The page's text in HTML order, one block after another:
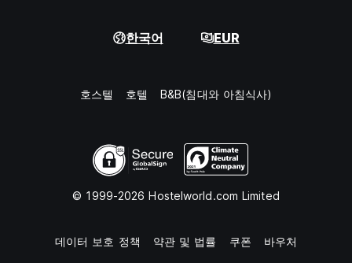
한국어 EUR
호스텔 호텔 B&B(침대와 아침식사)
© 1999-2026 Hostelworld.com Limited
데이터 보호 정책 약관 및 법률 쿠폰 바우처